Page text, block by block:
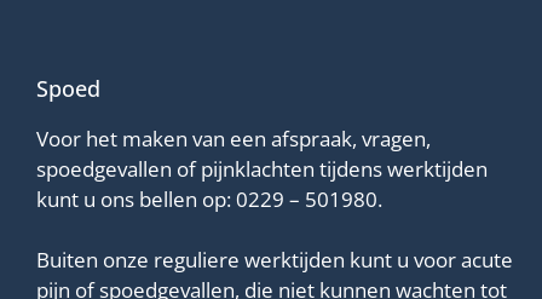
Spoed
Voor het maken van een afspraak, vragen,
spoedgevallen of pijnklachten tijdens werktijden
kunt u ons bellen op:0229 – 501980.
Buiten onze reguliere werktijden kunt u voor acute
pijn of spoedgevallen, die niet kunnen wachten tot